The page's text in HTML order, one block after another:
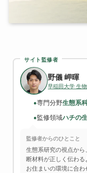
サイト監修者
野儀 岬暉
早稲田大学 生
●専門分野生態系
●監修領域ハチの
監修者からのひとこと
生態系研究の視点か
断材料が正しく伝わる
お住まいの環境に合わ